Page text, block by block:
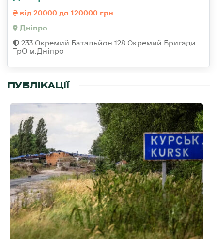
від 20000 до 120000 грн
Дніпро
233 Окремий Батальйон 128 Окремий Бригади
ТрО м.Дніпро
ПУБЛІКАЦІЇ